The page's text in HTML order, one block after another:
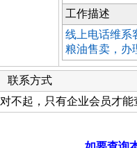
工作描述
线上电话维系
粮油售卖，办
联系方式
对不起，只有企业会员才